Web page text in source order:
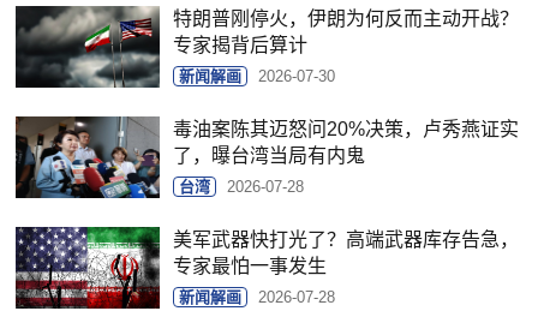
特朗普刚停火，伊朗为何反而主动开战？
专家揭背后算计
新闻解画 2026-07-30
毒油案陈其迈怒问20%决策，卢秀燕证实
了，曝台湾当局有内鬼
台湾 2026-07-28
美军武器快打光了？高端武器库存告急，
专家最怕一事发生
新闻解画 2026-07-28